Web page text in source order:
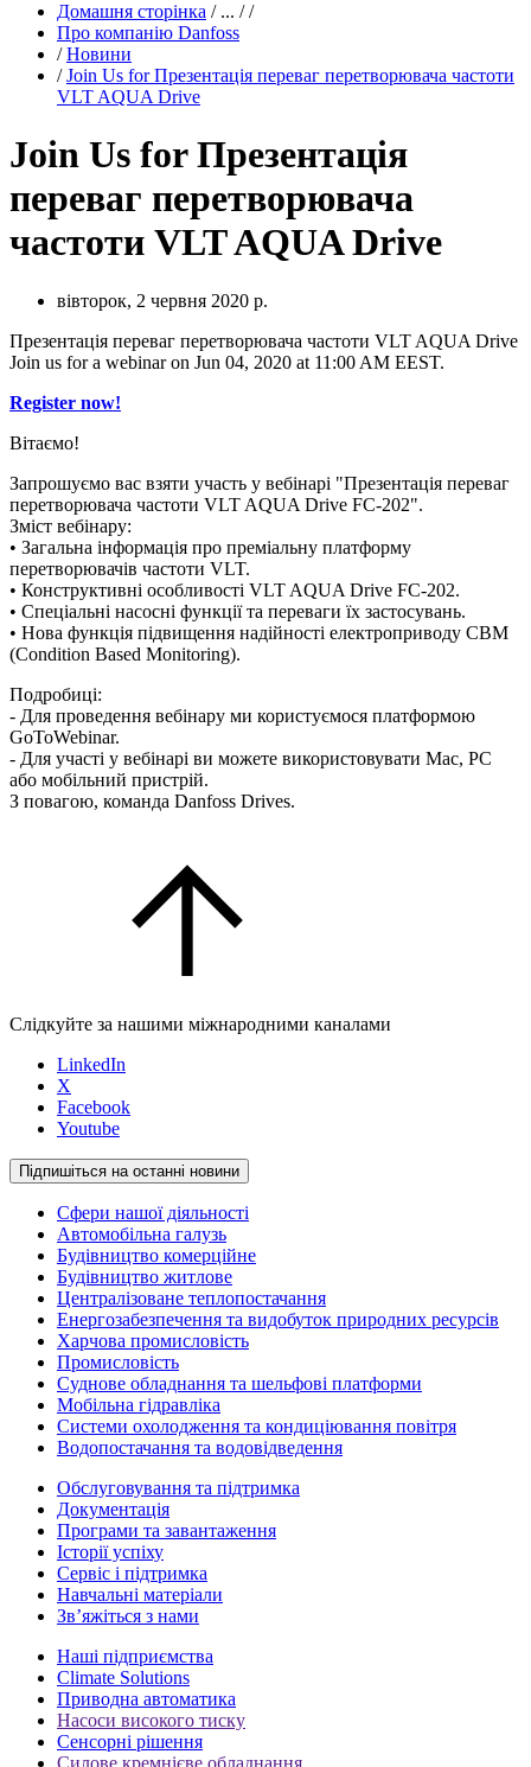
Домашня сторінка /... / /
Про компанію Danfoss
/ Новини
/ Join Us for Презентація переваг перетворювача частоти
VLT AQUA Drive
Join Us for Презентація
переваг перетворювача
частоти VLT AQUA Drive
вівторок, 2 червня 2020 р.
Презентація переваг перетворювача частоти VLT AQUA Drive
Join us for a webinar on Jun 04, 2020 at 11:00 AM EEST.
Register now!
Вітаємо!
Запрошуємо вас взяти участь у вебінарі "Презентація переваг
перетворювача частоти VLT AQUA Drive FC-202".
Зміст вебінару:
• Загальна інформація про преміальну платформу
перетворювачів частоти VLT.
• Конструктивні особливості VLT AQUA Drive FC-202.
• Спеціальні насосні функції та переваги їх застосувань.
• Нова функція підвищення надійності електроприводу CBM
(Condition Based Monitoring).
Подробиці:
- Для проведення вебінару ми користуємося платформою
GoToWebinar.
- Для участі у вебінарі ви можете використовувати Mac, PC
або мобільний пристрій.
З повагою, команда Danfoss Drives.
Слідкуйте за нашими міжнародними каналами
LinkedIn
X
Facebook
Youtube
Підпишіться на останні новини
Сфери нашої діяльності
Автомобільна галузь
Будівництво комерційне
Будівництво житлове
Централізоване теплопостачання
Енергозабезпечення та видобуток природних ресурсів
Харчова промисловість
Промисловість
Суднове обладнання та шельфові платформи
Мобільна гідравліка
Системи охолодження та кондиціювання повітря
Водопостачання та водовідведення
Обслуговування та підтримка
Документація
Програми та завантаження
Історії успіху
Сервіс і підтримка
Навчальні матеріали
Зв’яжіться з нами
Наші підприємства
Climate Solutions
Приводна автоматика
Насоси високого тиску
Сенсорні рішення
Силове кремнієве обладнання